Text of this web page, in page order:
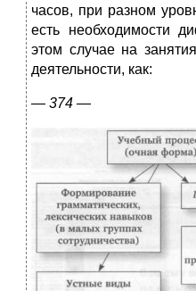
часов, при разном
есть необхо­димости
этом случае на
деятельности, как:
— 374 —